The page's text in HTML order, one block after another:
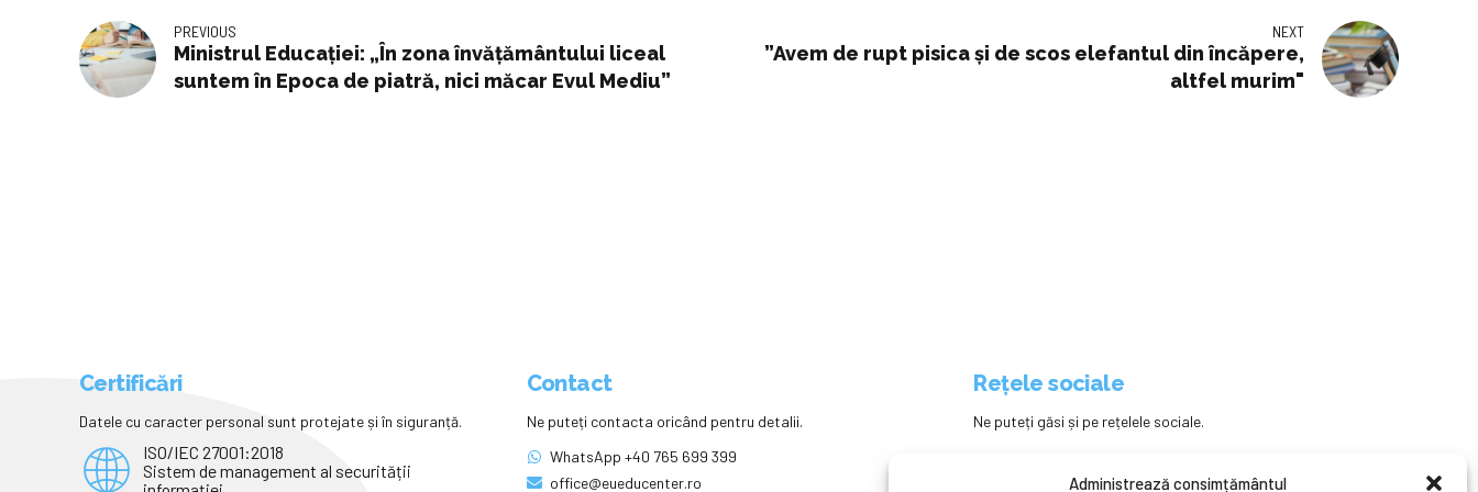
Administrează consimțământul
PREVIOUS
Ministrul Educației: „În zona învăţământului liceal
suntem în Epoca de piatră, nici măcar Evul Mediu”
NEXT
”Avem de rupt pisica și de scos elefantul din încăpere,
altfel murim"
Certificări
Datele cu caracter personal sunt protejate și în siguranță.
ISO/IEC 27001:2018
Sistem de management al securității
Contact
Ne puteți contacta oricând pentru detalii.
WhatsApp +40 765 699 399
office@eueducenter.ro
Rețele sociale
Ne puteți găsi și pe rețelele sociale.